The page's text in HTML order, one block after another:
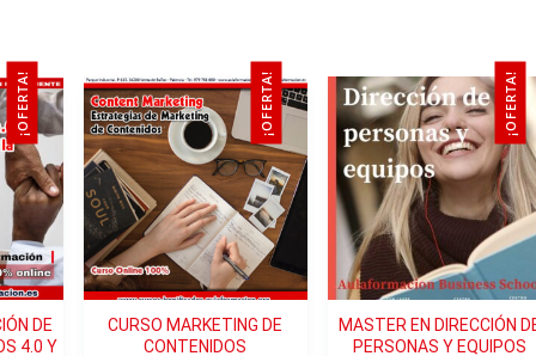
digitales
abiertos
como proceso
búsquedas en Internet
¡OFERTA!
DE
4.0 Y
¡OFERTA!
CURSO MARKETING DE
CONTENIDOS
¡OFERTA!
MASTER EN DIRECCIÓN
PERSONAS Y EQUIPOS